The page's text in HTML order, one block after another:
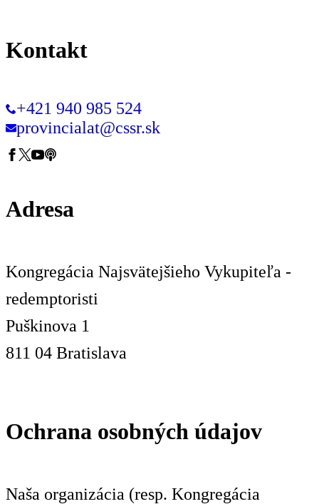
Kontakt
+421 940 985 524
provincialat@cssr.sk
Adresa
Kongregácia Najsvätejšieho Vykupiteľa -
redemptoristi
Puškinova 1
811 04 Bratislava
Ochrana osobných údajov
Naša organizácia (resp. Kongregácia